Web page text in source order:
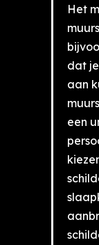
Het
dat
aan
een